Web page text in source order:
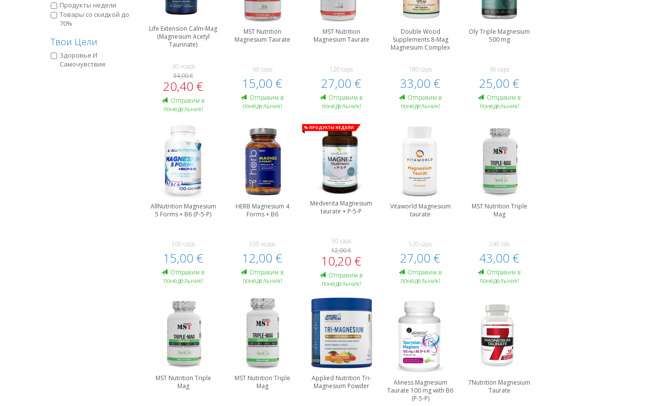
Продукты недели
Товары со скидкой до
70%
Твои Цели
Здоровье И
Самочувствие
Life Extension Calm-Mag
(Magnesium Acetyl
Taurinate)
30 vcaps
34,00 €
20,40 €
Oтправим в
понедельник!
MST Nutrition
Magnesium Taurate
60 caps
15,00 €
Oтправим в
понедельник!
MST Nutrition
Magnesium Taurate
120 caps
27,00 €
Oтправим в
понедельник!
Double Wood
Supplements 8-Mag
Magnesium Complex
180 caps
33,00 €
Oтправим в
понедельник!
Oly Triple Magnesium
500 mg
60 caps
25,00 €
Oтправим в
понедельник!
AllNutrition Magnesium
5 Forms + B6 (P-5-P)
100 caps
15,00 €
Oтправим в
понедельник!
HERB Magnesium 4
Forms + B6
100 vcaps
12,00 €
Oтправим в
понедельник!
% Продукты недели
Medverita Magnesium
taurate + P-5-P
50 caps
12,00 €
10,20 €
Oтправим в
понедельник!
Vitaworld Magnesium
taurate
120 caps
27,00 €
Oтправим в
понедельник!
MST Nutrition Triple
Mag
240 tab
43,00 €
Oтправим в
понедельник!
MST Nutrition Triple
Mag
MST Nutrition Triple
Mag
Applied Nutrition Tri-
Magnesium Powder
Aliness Magnesium
Taurate 100 mg with B6
(P-5-P)
7Nutrition Magnesium
Taurate